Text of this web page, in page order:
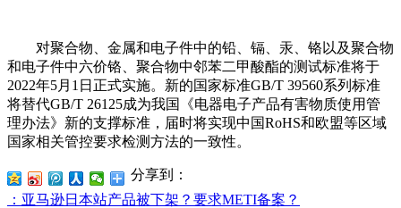
对聚合物、金属和电子件中的铅、镉、汞、铬以及聚合物
和电子件中六价铬、聚合物中邻苯二甲酸酯的测试标准将于
2022年5月1日正式实施。新的国家标准GB/T 39560系列标准
将替代GB/T 26125成为我国《电器电子产品有害物质使用管
理办法》新的支撑标准，届时将实现中国RoHS和欧盟等区域
国家相关管控要求检测方法的一致性。
分享到：
：亚马逊日本站产品被下架？要求METI备案？